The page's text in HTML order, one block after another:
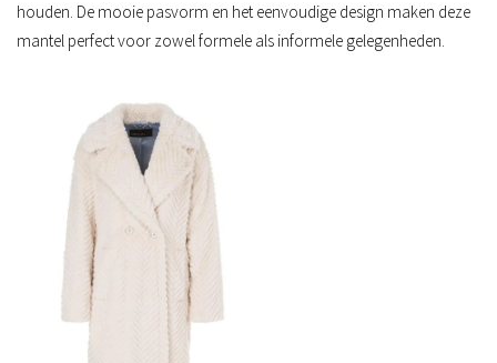
houden. De mooie pasvorm en het eenvoudige design maken deze
mantel perfect voor zowel formele als informele gelegenheden.